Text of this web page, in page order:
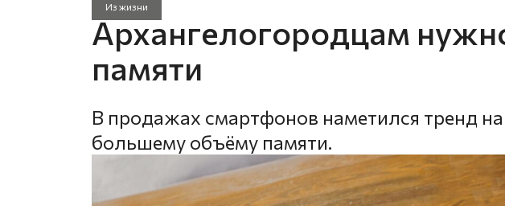
Из жизни
Архангелогородцам
памяти
В продажах смартфонов наметился тренд на
большему объёму памяти.